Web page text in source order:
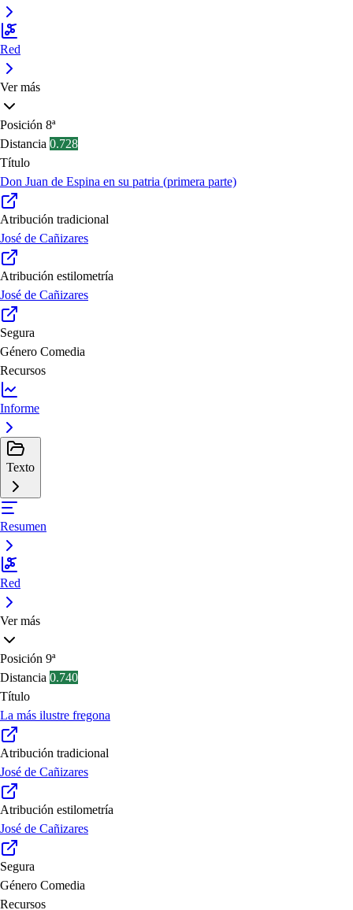
Red
Ver más
Posición 8ª
Distancia 0.728
Título
Don Juan de Espina en su patria (primera parte)
Atribución tradicional
José de Cañizares
Atribución estilometría
José de Cañizares
Segura
Género Comedia
Recursos
Informe
Texto
Resumen
Red
Ver más
Posición 9ª
Distancia 0.740
Título
La más ilustre fregona
Atribución tradicional
José de Cañizares
Atribución estilometría
José de Cañizares
Segura
Género Comedia
Recursos